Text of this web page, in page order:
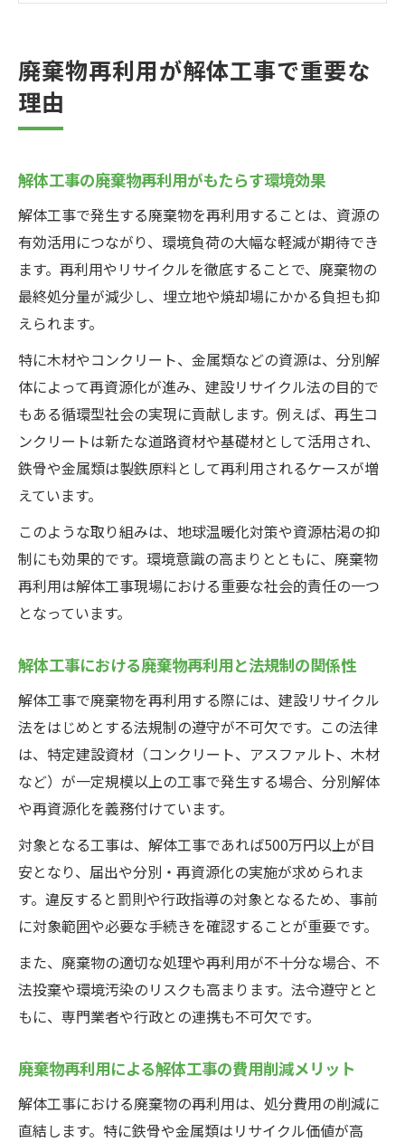
解体工事現場で廃棄物再利用が注目される
解体工事に潜む再利用の可能性を探る
解体工事で再利用できる廃材の種類と特徴
を解説
廃棄物再利用が進む最新の解体工事事情と
は
果
再利用を促進する解体工事の分別方法のコ
ツ
解体工事での廃棄物再利用が社会にもたら
解体工事での廃棄物再利用プロセスの全体
像
再利用対象となる解体工事の廃材選定ポイ
解体工事現場での分別と再利用手順の実践
廃棄物再利用を進める解体工事の段取り例
解体工事後の廃材再利用ルートと活用例紹
介
建設リサイクル法が与える影響と注意点
解体工事に関わる建設リサイクル法の基本
知識
建設リサイクル法が解体工事へ及ぼす主な
影響
解体工事で守るべき建設リサイクル法のポ
イント
建設リサイクル法と解体工事費用の関係を
法改正により変わる解体工事と廃棄物再利
用の流れ
再利用成功の秘訣は分別徹底にあり
廃棄物再利用が解体工事で重要な
理由
解体工事の廃棄物再利用がもたらす環境効果
解体工事で発生する廃棄物を再利用することは、資源の
有効活用につながり、環境負荷の大幅な軽減が期待でき
ます。再利用やリサイクルを徹底することで、廃棄物の
最終処分量が減少し、埋立地や焼却場にかかる負担も抑
えられます。
特に木材やコンクリート、金属類などの資源は、分別解
体によって再資源化が進み、建設リサイクル法の目的で
もある循環型社会の実現に貢献します。例えば、再生コ
ンクリートは新たな道路資材や基礎材として活用され、
鉄骨や金属類は製鉄原料として再利用されるケースが増
えています。
このような取り組みは、地球温暖化対策や資源枯渇の抑
制にも効果的です。環境意識の高まりとともに、廃棄物
再利用は解体工事現場における重要な社会的責任の一つ
となっています。
解体工事における廃棄物再利用と法規制の関係性
解体工事で廃棄物を再利用する際には、建設リサイクル
法をはじめとする法規制の遵守が不可欠です。この法律
は、特定建設資材（コンクリート、アスファルト、木材
など）が一定規模以上の工事で発生する場合、分別解体
や再資源化を義務付けています。
対象となる工事は、解体工事であれば500万円以上が目
安となり、届出や分別・再資源化の実施が求められま
す。違反すると罰則や行政指導の対象となるため、事前
に対象範囲や必要な手続きを確認することが重要です。
また、廃棄物の適切な処理や再利用が不十分な場合、不
法投棄や環境汚染のリスクも高まります。法令遵守とと
もに、専門業者や行政との連携も不可欠です。
廃棄物再利用による解体工事の費用削減メリット
解体工事における廃棄物の再利用は、処分費用の削減に
直結します。特に鉄骨や金属類はリサイクル価値が高